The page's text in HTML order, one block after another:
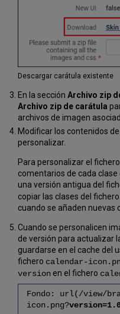
Descargar carátula existente
En la sección Archivo zip
Archivo zip de carátula
archivos de imagen
Modificar los contenidos
personalizar.
Para personalizar el
comentarios de cada clase
una versión antigua del
copiar las clases del
cuando se añaden nuevas
Cuando se personalicen
de versión para actualizar
guardarse en el cache del
fichero calendar-
version en el fichero
Fondo: url(/view/
icon.png?